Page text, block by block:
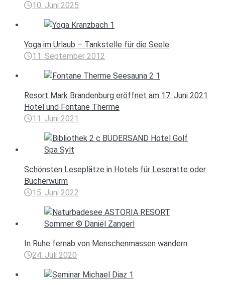
10. Juni 2025
Yoga im Urlaub – Tankstelle für die Seele
11. September 2012
Resort Mark Brandenburg eröffnet am 17. Juni 2021
Hotel und Fontane Therme
11. Juni 2021
Schönsten Leseplätze in Hotels für Leseratte oder
Bücherwurm
15. Juni 2022
In Ruhe fernab von Menschenmassen wandern
24. Juli 2020